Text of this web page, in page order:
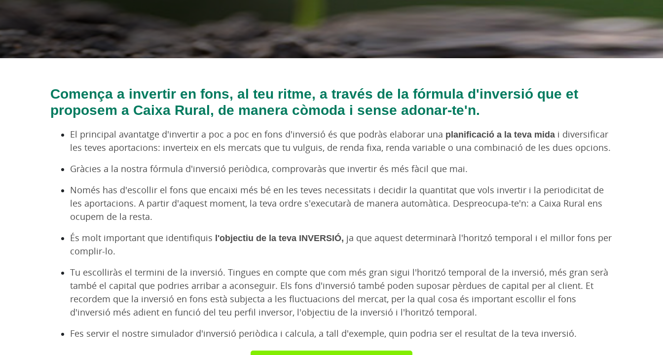
Comença a invertir en fons, al teu ritme, a través de la fórmula d'inversió que et
proposem a Caixa Rural, de manera còmoda i sense adonar-te'n.
El principal avantatge d'invertir a poc a poc en fons d'inversió és que podràs elaborar una planificació a la teva mida i diversificar
les teves aportacions: inverteix en els mercats que tu vulguis, de renda fixa, renda variable o una combinació de les dues opcions.
Gràcies a la nostra fórmula d'inversió periòdica, comprovaràs que invertir és més fàcil que mai.
Només has d'escollir el fons que encaixi més bé en les teves necessitats i decidir la quantitat que vols invertir i la periodicitat de
les aportacions. A partir d'aquest moment, la teva ordre s'executarà de manera automàtica. Despreocupa-te'n: a Caixa Rural ens
ocupem de la resta.
És molt important que identifiquis l'objectiu de la teva INVERSIÓ, ja que aquest determinarà l'horitzó temporal i el millor fons per
complir-lo.
Tu escolliràs el termini de la inversió. Tingues en compte que com més gran sigui l'horitzó temporal de la inversió, més gran serà
també el capital que podries arribar a aconseguir. Els fons d'inversió també poden suposar pèrdues de capital per al client. Et
recordem que la inversió en fons està subjecta a les fluctuacions del mercat, per la qual cosa és important escollir el fons
d'inversió més adient en funció del teu perfil inversor, l'objectiu de la inversió i l'horitzó temporal.
Fes servir el nostre simulador d'inversió periòdica i calcula, a tall d'exemple, quin podria ser el resultat de la teva inversió.